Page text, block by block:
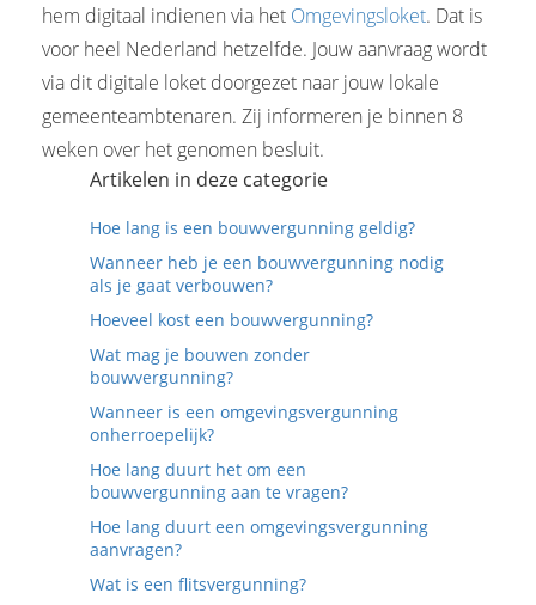
hem digitaal indienen via het Omgevingsloket. Dat is
voor heel Nederland hetzelfde. Jouw aanvraag wordt
via dit digitale loket doorgezet naar jouw lokale
gemeenteambtenaren. Zij informeren je binnen 8
weken over het genomen besluit.
Artikelen in deze categorie
Hoe lang is een bouwvergunning geldig?
Wanneer heb je een bouwvergunning nodig
als je gaat verbouwen?
Hoeveel kost een bouwvergunning?
Wat mag je bouwen zonder
bouwvergunning?
Wanneer is een omgevingsvergunning
onherroepelijk?
Hoe lang duurt het om een
bouwvergunning aan te vragen?
Hoe lang duurt een omgevingsvergunning
aanvragen?
Wat is een flitsvergunning?